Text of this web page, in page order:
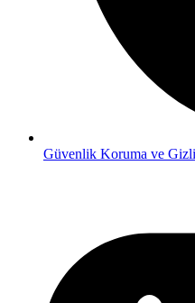
Güvenlik Koruma ve